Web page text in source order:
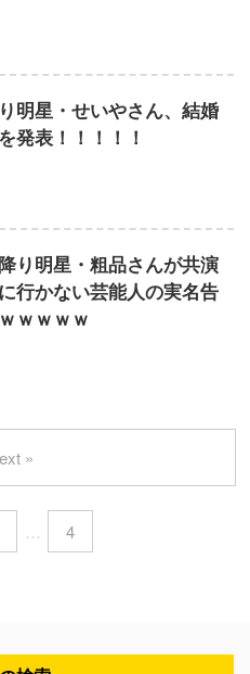
明星・せいやさん、結婚
発表！！！！！
り明星・粗品さんが共演
行かない芸能人の実名告
ｗｗｗｗ
… 4
»